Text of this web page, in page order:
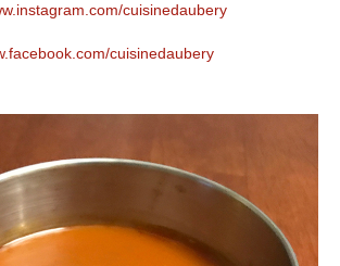
cuisinedaubery
cuisinedaubery